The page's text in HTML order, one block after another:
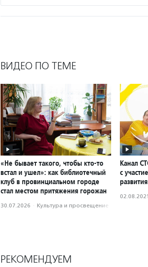
ВИДЕО ПО ТЕМЕ
«Не бывает такого, чтобы кто-то
встал и ушел»: как библиотечный
клуб в провинциальном городе
стал местом притяжения горожан
30.07.2026 · Культура и просвещение
Канал
с
развития
02.08.2021
РЕКОМЕНДУЕМ